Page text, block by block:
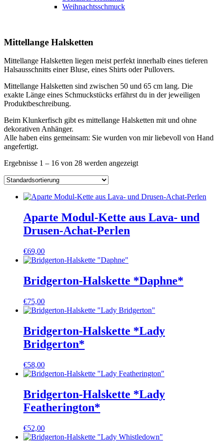
Weihnachtsschmuck
Mittellange Halsketten
Mittellange Halsketten liegen meist perfekt innerhalb eines tieferen
Halsausschnitts einer Bluse, eines Shirts oder Pullovers.
Mittellange Halsketten sind zwischen 50 und 65 cm lang. Die
exakte Länge eines Schmuckstücks erfährst du in der jeweiligen
Produktbeschreibung.
Beim Klunkerfisch gibt es mittellange Halsketten mit und ohne
dekorativen Anhänger.
Alle haben eins gemeinsam: Sie wurden von mir liebevoll von Hand
angefertigt.
Ergebnisse 1 – 16 von 28 werden angezeigt
Aparte Modul-Kette aus Lava- und
Drusen-Achat-Perlen
€69,00
Bridgerton-Halskette *Daphne*
€75,00
Bridgerton-Halskette *Lady
Bridgerton*
€58,00
Bridgerton-Halskette *Lady
Featherington*
€52,00